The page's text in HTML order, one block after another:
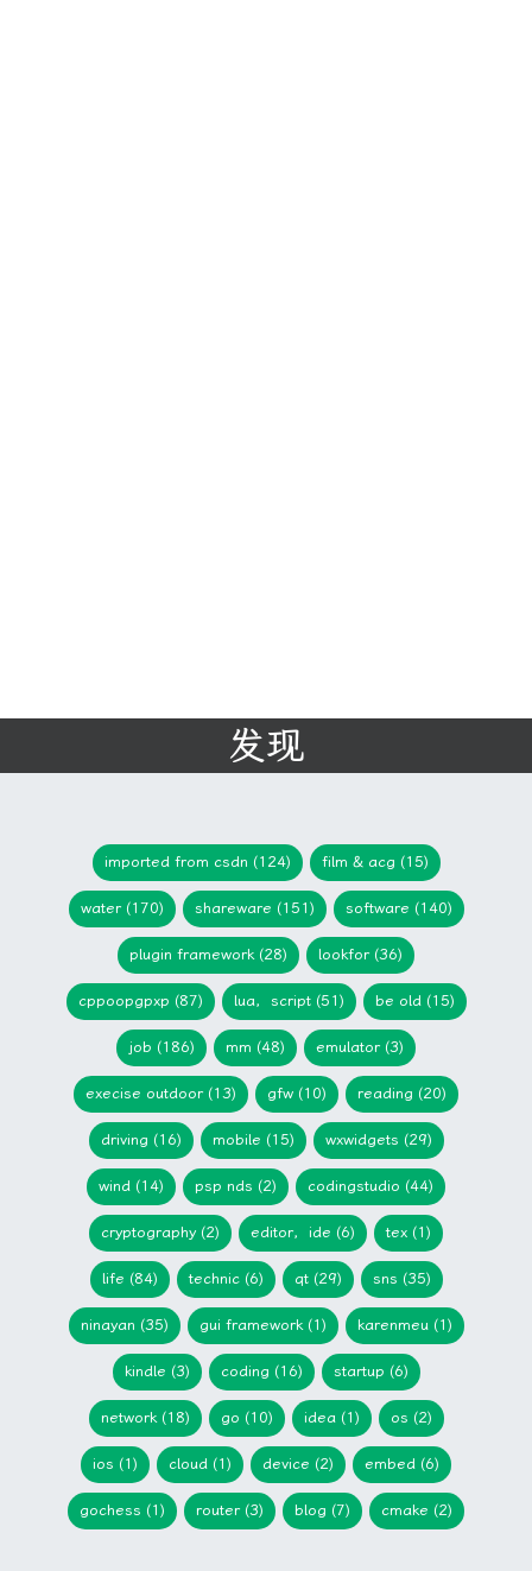
发现
imported from csdn (124) film & acg (15)
water (170) shareware (151) software (140)
plugin framework (28) lookfor (36)
cppoopgpxp (87) lua，script (51) be old (15)
job (186) mm (48) emulator (3)
execise outdoor (13) gfw (10) reading (20)
driving (16) mobile (15) wxwidgets (29)
wind (14) psp nds (2) codingstudio (44)
cryptography (2) editor，ide (6) tex (1)
life (84) technic (6) qt (29) sns (35)
ninayan (35) gui framework (1) karenmeu (1)
kindle (3) coding (16) startup (6)
network (18) go (10) idea (1) os (2)
ios (1) cloud (1) device (2) embed (6)
gochess (1) router (3) blog (7) cmake (2)